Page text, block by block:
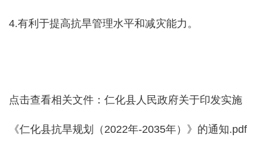
4.有利于提高抗旱管理水平和减灾能力。
点击查看相关文件： 仁化县人民政府关于印发实施
《仁化县抗旱规划（2022年-2035年）》的通知.pdf